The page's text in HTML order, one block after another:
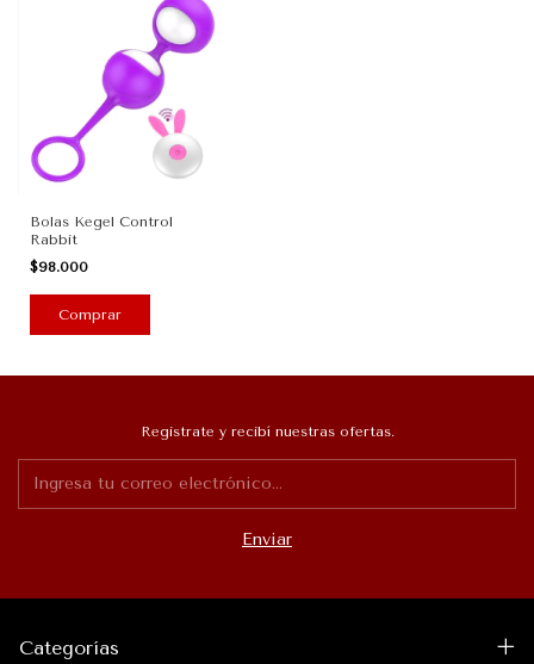
Bolas Kegel Control
Rabbit
$98.000
Registrate y recibí nuestras ofertas.
Categorías